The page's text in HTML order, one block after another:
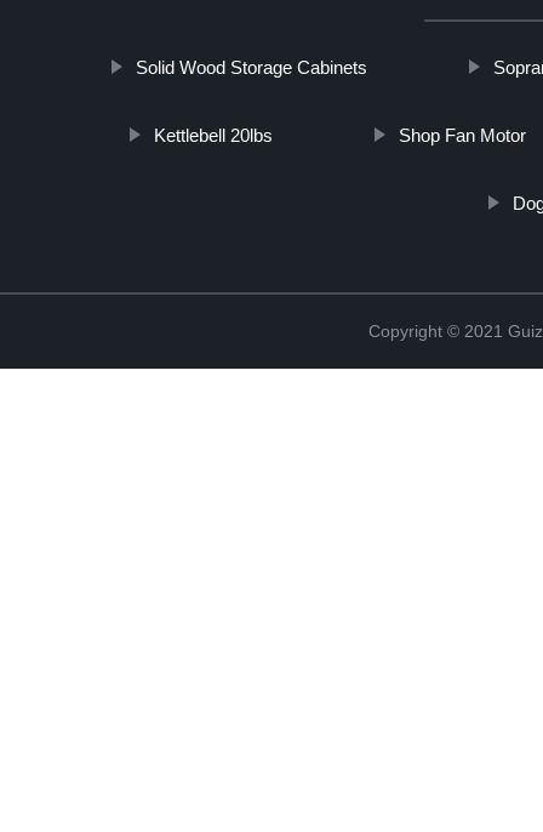
Solid Wood Storage Cabinets
Kettlebell 20lbs Shop Fan Motor
Copyright © 2021